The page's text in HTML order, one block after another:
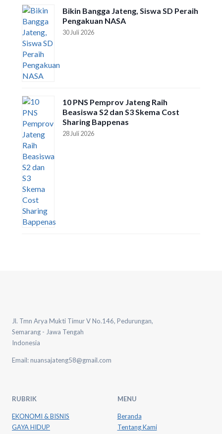
Bikin Bangga Jateng, Siswa SD Peraih
Pengakuan NASA
30 Juli 2026
10 PNS Pemprov Jateng Raih
Beasiswa S2 dan S3 Skema Cost
Sharing Bappenas
28 Juli 2026
Jl. Tmn Arya Mukti Timur V No.146, Pedurungan,
Semarang - Jawa Tengah
Indonesia
Email: nuansajateng58@gmail.com
RUBRIK
EKONOMI & BISNIS
GAYA HIDUP
MENU
Beranda
Tentang Kami